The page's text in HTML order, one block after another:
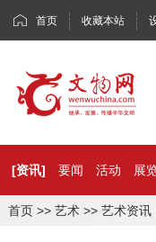
首页 收藏本站
[资讯] 要闻 活动 展
首页 >> 艺术 >> 艺术资讯